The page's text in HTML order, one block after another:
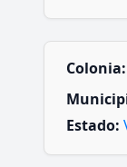
Colonia:
Estado: